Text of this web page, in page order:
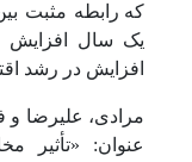
که رابطه مثبت
یک سال افزایش
افزایش در رشد
عنوان: «تأثیر